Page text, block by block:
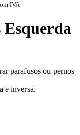
IVA
parafusos ou pernos
e inversa.